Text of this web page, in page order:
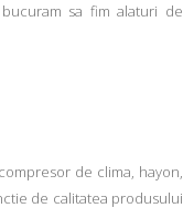
sa fim alaturi de
de clima, hayon,
de calitatea produsului